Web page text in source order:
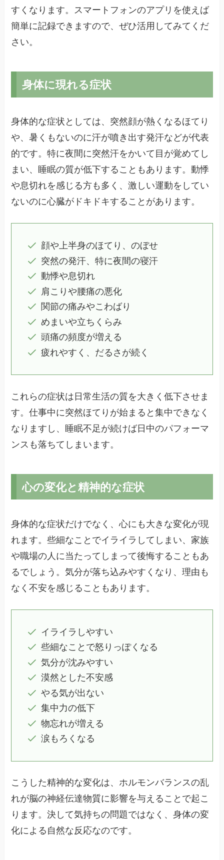
すくなります。スマートフォンのアプリを使えば
簡単に記録できますので、ぜひ活用してみてくだ
さい。
身体に現れる症状
身体的な症状としては、突然顔が熱くなるほてり
や、暑くもないのに汗が噴き出す発汗などが代表
的です。特に夜間に突然汗をかいて目が覚めてし
まい、睡眠の質が低下することもあります。動悸
や息切れを感じる方も多く、激しい運動をしてい
ないのに心臓がドキドキすることがあります。
顔や上半身のほてり、のぼせ
突然の発汗、特に夜間の寝汗
動悸や息切れ
肩こりや腰痛の悪化
関節の痛みやこわばり
めまいや立ちくらみ
頭痛の頻度が増える
疲れやすく、だるさが続く
これらの症状は日常生活の質を大きく低下させま
す。仕事中に突然ほてりが始まると集中できなく
なりますし、睡眠不足が続けば日中のパフォーマ
ンスも落ちてしまいます。
心の変化と精神的な症状
身体的な症状だけでなく、心にも大きな変化が現
れます。些細なことでイライラしてしまい、家族
や職場の人に当たってしまって後悔することもあ
るでしょう。気分が落ち込みやすくなり、理由も
なく不安を感じることもあります。
イライラしやすい
些細なことで怒りっぽくなる
気分が沈みやすい
漠然とした不安感
やる気が出ない
集中力の低下
物忘れが増える
涙もろくなる
こうした精神的な変化は、ホルモンバランスの乱
れが脳の神経伝達物質に影響を与えることで起こ
ります。決して気持ちの問題ではなく、身体の変
化による自然な反応なのです。